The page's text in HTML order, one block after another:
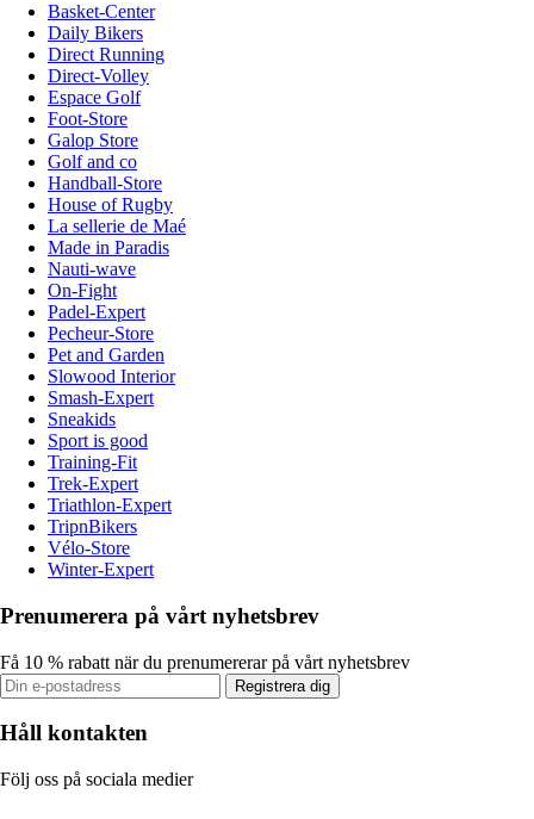
Basket-Center
Daily Bikers
Direct Running
Direct-Volley
Espace Golf
Foot-Store
Galop Store
Golf and co
Handball-Store
House of Rugby
La sellerie de Maé
Made in Paradis
Nauti-wave
On-Fight
Padel-Expert
Pecheur-Store
Pet and Garden
Slowood Interior
Smash-Expert
Sneakids
Sport is good
Training-Fit
Trek-Expert
Triathlon-Expert
TripnBikers
Vélo-Store
Winter-Expert
Prenumerera på vårt nyhetsbrev
Få 10 % rabatt när du prenumererar på vårt nyhetsbrev
Registrera dig
Håll kontakten
Följ oss på sociala medier